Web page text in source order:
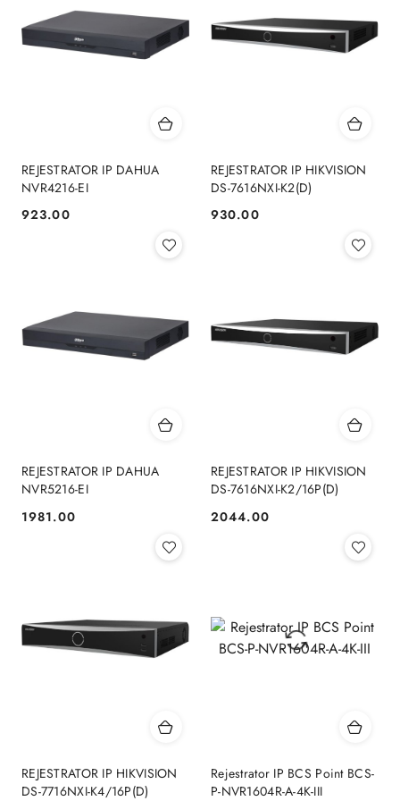
REJESTRATOR IP DAHUA
NVR4216-EI
Cena:
923.00
REJESTRATOR IP HIKVISION
DS-7616NXI-K2(D)
Cena:
930.00
REJESTRATOR IP DAHUA
NVR5216-EI
Cena:
1981.00
REJESTRATOR IP HIKVISION
DS-7616NXI-K2/16P(D)
Cena:
2044.00
REJESTRATOR IP HIKVISION
DS-7716NXI-K4/16P(D)
Rejestrator IP BCS Point BCS-
P-NVR1604R-A-4K-III